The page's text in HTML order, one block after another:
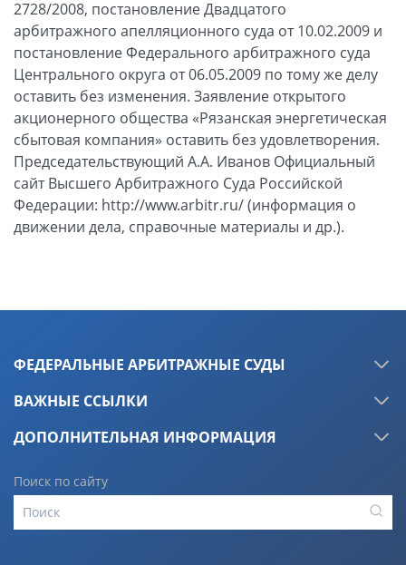
ФЕДЕРАЛЬНЫЕ АРБИТРАЖНЫЕ СУДЫ
ВАЖНЫЕ ССЫЛКИ
ДОПОЛНИТЕЛЬНАЯ ИНФОРМАЦИЯ
Поиск по сайту